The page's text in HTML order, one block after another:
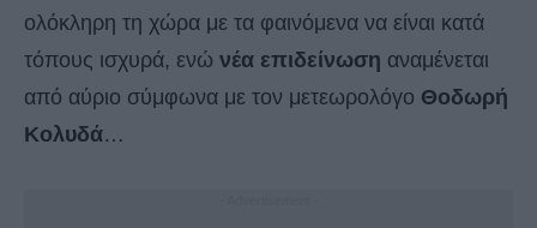
ολόκληρη τη χώρα με τα φαινόμενα να είναι κατά
τόπους ισχυρά, ενώ νέα επιδείνωση αναμένεται
από αύριο σύμφωνα με τον μετεωρολόγο Θοδωρή
Κολυδά…